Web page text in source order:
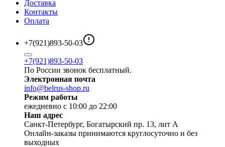
Доставка
Контакты
Оплата
+7(921)893-50-03
+7(921)893-50-03
По России звонок бесплатный.
Электронная почта
info@belrus-shop.ru
Режим работы
ежедневно с 10:00 до 22:00
Наш адрес
Санкт-Петербург, Богатырский пр. 13, лит А
Онлайн-заказы принимаются круглосуточно и без
выходных